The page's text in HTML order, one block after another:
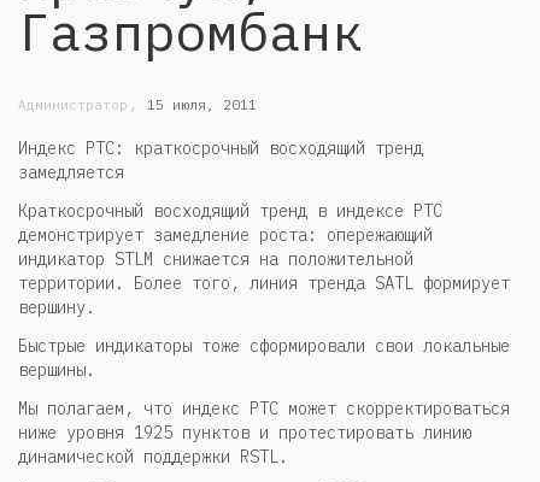
Газпромбанк
Администратор , 15 июля, 2011
Индекс РТС: краткосрочный восходящий тренд
замедляется
Краткосрочный восходящий тренд в индексе РТС
демонстрирует замедление роста: опережающий
индикатор STLM снижается на положительной
территории. Более того, линия тренда SATL формирует
вершину.
Быстрые индикаторы тоже сформировали свои локальные
вершины.
Мы полагаем, что индекс РТС может скорректироваться
ниже уровня 1925 пунктов и протестировать линию
динамической поддержки RSTL.